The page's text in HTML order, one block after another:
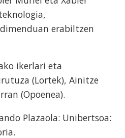
erabiltzen
ikerlari eta
(Lortek), Ainitze
(Opoenea).
Plazaola: Unibertsoa: